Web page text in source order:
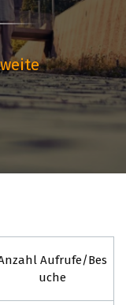
Aufrufe/Bes
uche